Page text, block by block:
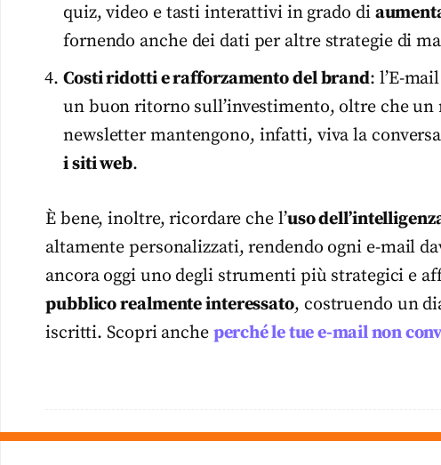
quiz, video e tasti interattivi in grado di
fornendo anche dei dati per altre strategie di
Costi ridotti e rafforzamento del brand: l’E-
un buon ritorno sull’investimento, oltre che
newsletter mantengono, infatti, viva la
i siti web.
È bene, inoltre, ricordare che l’uso
altamente personalizzati, rendendo ogni e-mail
ancora oggi uno degli strumenti più strategici e
pubblico realmente interessato, costruendo un
iscritti. Scopri anche perché le tue e-mail non